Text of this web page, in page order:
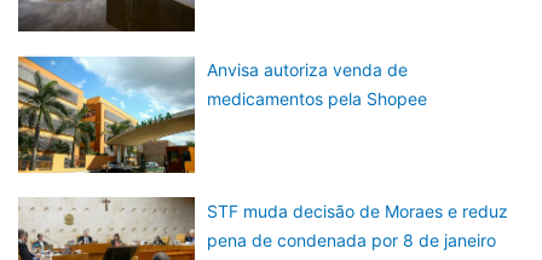
Anvisa autoriza venda de
medicamentos pela Shopee
STF muda decisão de Moraes e reduz
pena de condenada por 8 de janeiro